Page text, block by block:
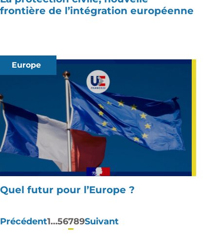
frontière de l’intégration européenne
Europe
Quel futur pour l’Europe ?
Pagination
Précédent1…56789Suivant